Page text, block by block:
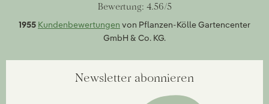
Bewertung: 4.56/5
1955 Kundenbewertungen von Pflanzen-Kölle Gartencenter
GmbH & Co. KG.
Newsletter abonnieren